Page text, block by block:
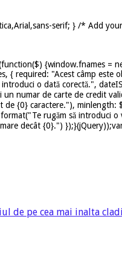
serif; } /* Add
{window.fnames =
required: "Acest câmp este
o dată corectă.",
numar de carte de credit
{0} caractere."),
rugăm să introduci
decât {0}.")
de pe cea mai inalta